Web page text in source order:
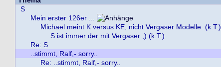
S
Mein erster 126er ...
Michael meint K versus KE, nicht Vergaser Modelle. (k.T.)
S ist immer der mit Vergaser ;) (k.T.)
Re: S
..stimmt, Ralf,- sorry..
Re: ..stimmt, Ralf,- sorry..